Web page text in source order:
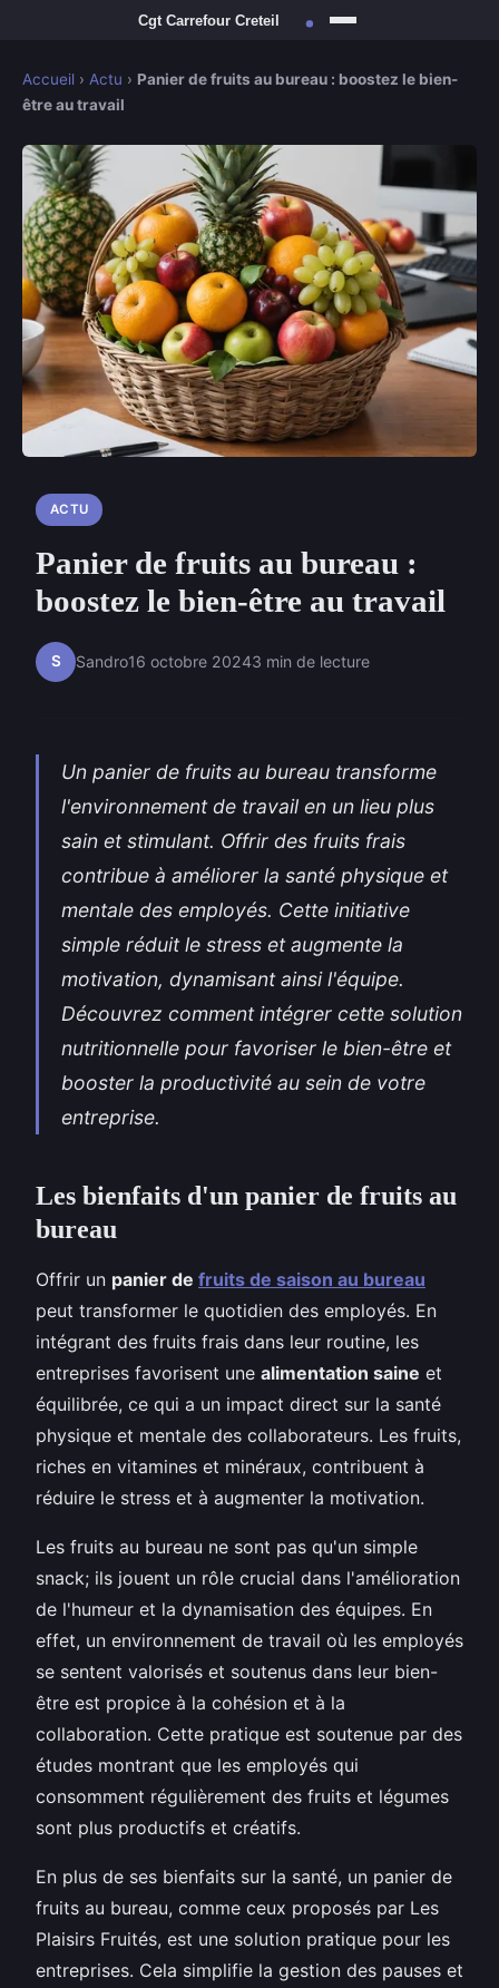
Accueil › Actu › Panier de fruits au bureau : boostez le bien-
être au travail
ACTU
Panier de fruits au bureau :
boostez le bien-être au travail
S Sandro16 octobre 20243 min de lecture
Un panier de fruits au bureau transforme
l'environnement de travail en un lieu plus
sain et stimulant. Offrir des fruits frais
contribue à améliorer la santé physique et
mentale des employés. Cette initiative
simple réduit le stress et augmente la
motivation, dynamisant ainsi l'équipe.
Découvrez comment intégrer cette solution
nutritionnelle pour favoriser le bien-être et
booster la productivité au sein de votre
entreprise.
Les bienfaits d'un panier de fruits au
bureau
Offrir un panier de fruits de saison au bureau
peut transformer le quotidien des employés. En
intégrant des fruits frais dans leur routine, les
entreprises favorisent une alimentation saine et
équilibrée, ce qui a un impact direct sur la santé
physique et mentale des collaborateurs. Les fruits,
riches en vitamines et minéraux, contribuent à
réduire le stress et à augmenter la motivation.
Les fruits au bureau ne sont pas qu'un simple
snack; ils jouent un rôle crucial dans l'amélioration
de l'humeur et la dynamisation des équipes. En
effet, un environnement de travail où les employés
se sentent valorisés et soutenus dans leur bien-
être est propice à la cohésion et à la
collaboration. Cette pratique est soutenue par des
études montrant que les employés qui
consomment régulièrement des fruits et légumes
sont plus productifs et créatifs.
En plus de ses bienfaits sur la santé, un panier de
fruits au bureau, comme ceux proposés par Les
Plaisirs Fruités, est une solution pratique pour les
entreprises. Cela simplifie la gestion des pauses et